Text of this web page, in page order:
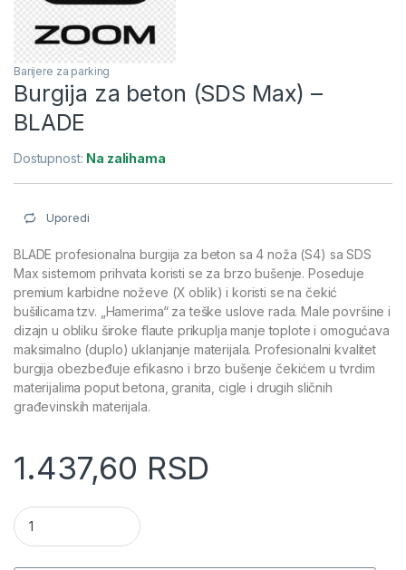
Barijere za parking
Burgija za beton (SDS Max) –
BLADE
Dostupnost: Na zalihama
Uporedi
BLADE profesionalna burgija za beton sa 4 noža (S4) sa SDS
Max sistemom prihvata koristi se za brzo bušenje. Poseduje
premium karbidne noževe (X oblik) i koristi se na čekić
bušilicama tzv. „Hamerima“ za teške uslove rada. Male površine i
dizajn u obliku široke flaute prikuplja manje toplote i omogućava
maksimalno (duplo) uklanjanje materijala. Profesionalni kvalitet
burgija obezbeđuje efikasno i brzo bušenje čekićem u tvrdim
materijalima poput betona, granita, cigle i drugih sličnih
građevinskih materijala.
1.437,60 RSD
Burgija za beton (SDS Max) – BLADE količina